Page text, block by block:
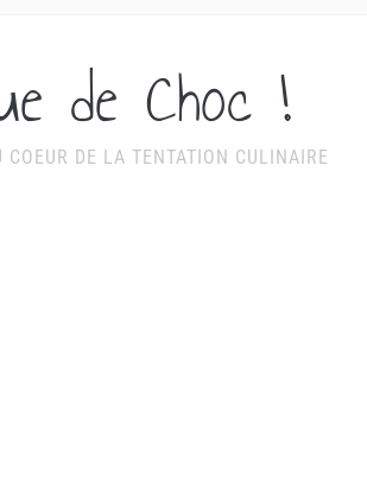
de Choc !
COEUR DE LA TENTATION CULINAIRE